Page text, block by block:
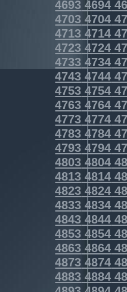
4693 4694
4703 4704
4713 4714
4723 4724
4733 4734
4743 4744
4753 4754
4763 4764
4773 4774
4783 4784
4793 4794
4803 4804
4813 4814
4823 4824
4833 4834
4843 4844
4853 4854
4863 4864
4873 4874
4883 4884